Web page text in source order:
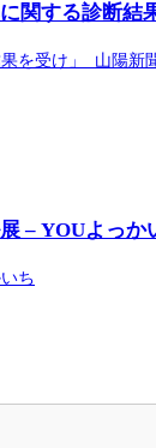
関する診断結
を受け」 山陽新
– YOUよっか
ち